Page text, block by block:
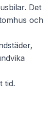
Det
och
tid.